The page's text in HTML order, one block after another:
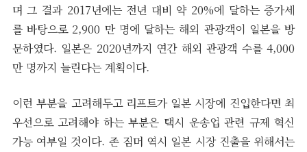
며 그 결과 2017년에는 전년 대비 약 20%에 달하는 증가세
를 바탕으로 2,900 만 명에 달하는 해외 관광객이 일본을 방
문하였다. 일본은 2020년까지 연간 해외 관광객 수를 4,000
만 명까지 늘린다는 계획이다.
이런 부분을 고려해두고 리프트가 일본 시장에 진입한다면 최
우선으로 고려해야 하는 부분은 택시 운송업 관련 규제 혁신
가능 여부일 것이다. 존 짐머 역시 일본 시장 진출을 위해서는